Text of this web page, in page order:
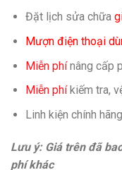
Đặt lịch sửa chữa
Mượn điện thoại
Miễn phínâng cấp
Miễn phíkiếm tra,
Linh kiện chính
Lưu ý: Giá trên đã
phí khác